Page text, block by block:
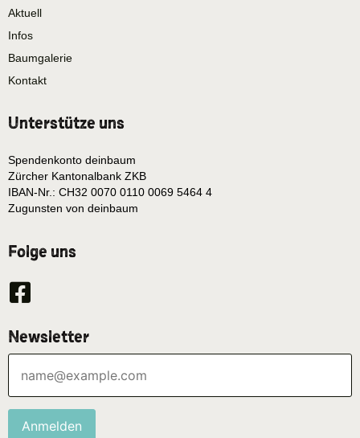
Aktuell
Infos
Baumgalerie
Kontakt
Unterstütze uns
Spendenkonto deinbaum
Zürcher Kantonalbank ZKB
IBAN-Nr.: CH32 0070 0110 0069 5464 4
Zugunsten von deinbaum
Folge uns
Newsletter
Anmelden